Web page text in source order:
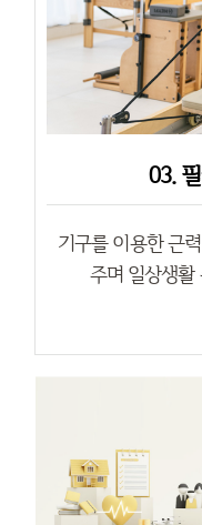
03.
기구를 이용한 근
주며 일상생활